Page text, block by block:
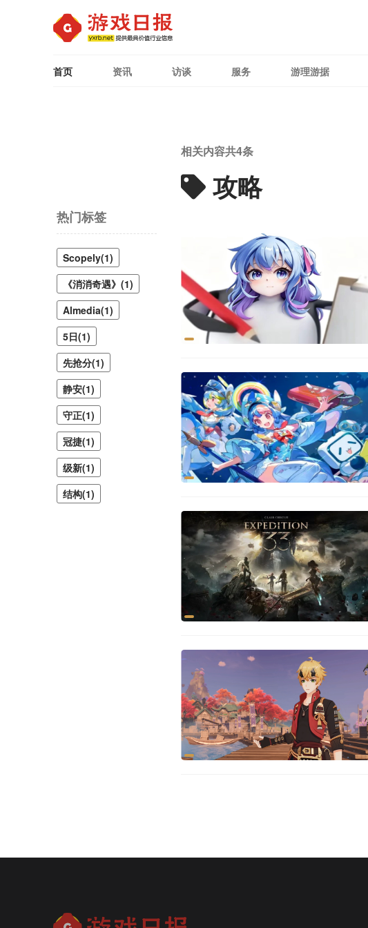
首页 资讯 访谈 服务 游理游据
热门标签
Scopely(1)
《消消奇遇》(1)
Almedia(1)
5日(1)
先抢分(1)
静安(1)
守正(1)
冠捷(1)
级新(1)
结构(1)
相关内容共4条
攻略